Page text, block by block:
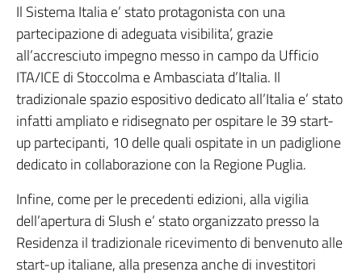
Il Sistema Italia e’ stato protagonista con una
partecipazione di adeguata visibilita’, grazie
all’accresciuto impegno messo in campo da Ufficio
ITA/ICE di Stoccolma e Ambasciata d’Italia. Il
tradizionale spazio espositivo dedicato all’Italia e’ stato
infatti ampliato e ridisegnato per ospitare le 39 start-
up partecipanti, 10 delle quali ospitate in un padiglione
dedicato in collaborazione con la Regione Puglia.
Infine, come per le precedenti edizioni, alla vigilia
dell’apertura di Slush e’ stato organizzato presso la
Residenza il tradizionale ricevimento di benvenuto alle
start-up italiane, alla presenza anche di investitori